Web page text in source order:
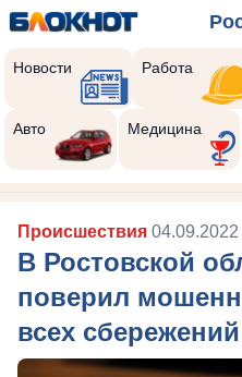
Новости Работа
Авто Медицина
Происшествия 04.09.2022
В Ростовской
поверил
всех сбережений